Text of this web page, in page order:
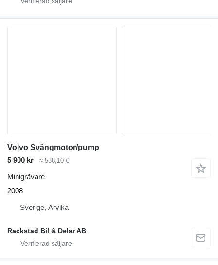
Volvo Svängmotor/pump
5 900 kr
≈ 538,10 €
Minigrävare
2008
Sverige, Arvika
Rackstad Bil & Delar AB